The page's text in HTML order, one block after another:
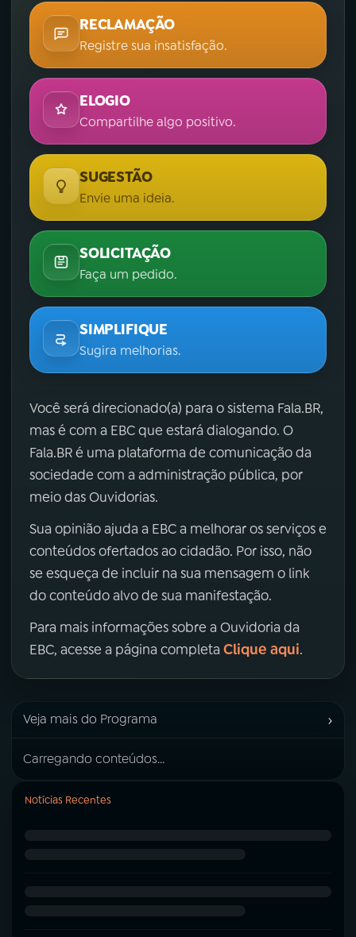
RECLAMAÇÃO
Registre sua insatisfação.
ELOGIO
Compartilhe algo positivo.
SUGESTÃO
Envie uma ideia.
SOLICITAÇÃO
Faça um pedido.
SIMPLIFIQUE
Sugira melhorias.
Você será direcionado(a) para o sistema Fala.BR,
mas é com a EBC que estará dialogando. O
Fala.BR é uma plataforma de comunicação da
sociedade com a administração pública, por
meio das Ouvidorias.
Sua opinião ajuda a EBC a melhorar os serviços e
conteúdos ofertados ao cidadão. Por isso, não
se esqueça de incluir na sua mensagem o link
do conteúdo alvo de sua manifestação.
Para mais informações sobre a Ouvidoria da
EBC, acesse a página completa Clique aqui.
Veja mais do Programa ›
Carregando conteúdos...
Notícias Recentes